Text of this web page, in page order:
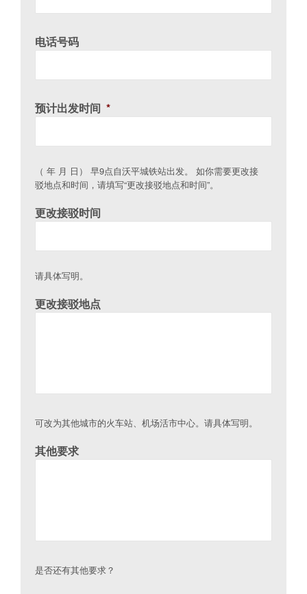
电话号码
预计出发时间 *
（ 年 月 日） 早9点自沃平城铁站出发。 如你需要更改接
驳地点和时间，请填写“更改接驳地点和时间”。
更改接驳时间
请具体写明。
更改接驳地点
可改为其他城市的火车站、机场活市中心。请具体写明。
其他要求
是否还有其他要求？